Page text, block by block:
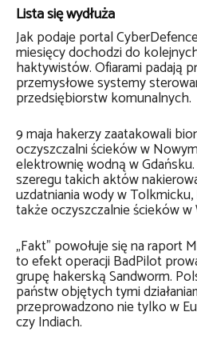
Lista się wydłuża
Jak podaje portal
miesięcy dochodzi do
haktywistów. Ofiarami padają
przemysłowe systemy
przedsiębiorstw komunalnych.
9 maja hakerzy zaatakowali
oczyszczalni ścieków w
elektrownię wodną w
szeregu takich aktów
uzdatniania wody w Tolkmicku,
także oczyszczalnie ścieków w
„Fakt” powołuje się na raport
to efekt operacji BadPilot
grupę hakerską Sandworm.
państw objętych tymi
przeprowadzono nie tylko w
czy Indiach.